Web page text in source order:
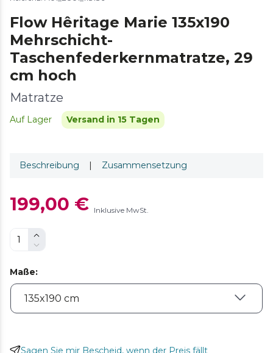
Flow Hêritage Marie 135x190
Mehrschicht-
Taschenfederkernmatratze, 29
cm hoch
Matratze
Auf Lager Versand in 15 Tagen
Beschreibung | Zusammensetzung
199,00 € Inklusive MwSt.
Maße:
Sagen Sie mir Bescheid, wenn der Preis fällt